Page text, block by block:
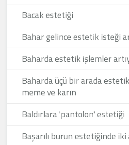
Bacak estetiği
Bahar gelince estetik isteği
Baharda estetik işlemler
Baharda üçü bir arada
meme ve karın
Baldırlara 'pantolon' estetiği
Başarılı burun estetiğinde iki